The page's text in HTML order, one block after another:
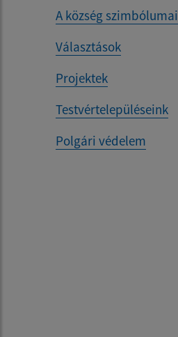
A község szimbólumai
Választások
Projektek
Testvértelepüléseink
Polgári védelem